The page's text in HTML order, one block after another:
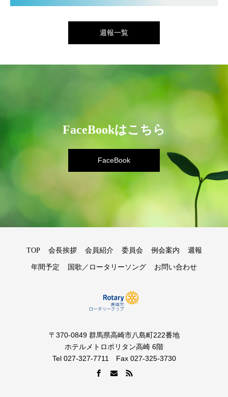
週報一覧
FaceBookはこちら
FaceBook
TOP 会長挨拶 会員紹介 委員会 例会案内 週報
年間予定 国歌／ロータリーソング お問い合わせ
〒370-0849 群馬県高崎市八島町222番地
ホテルメトロポリタン高崎 6階
Tel 027-327-7711 Fax 027-325-3730